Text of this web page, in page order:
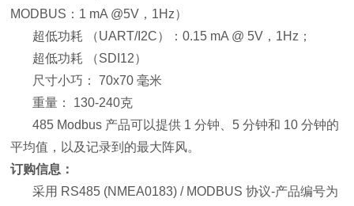
MODBUS：1 mA @5V，1Hz）
超低功耗 （UART/I2C）：0.15 mA @ 5V，1Hz；
超低功耗 （SDI12）
尺寸小巧： 70x70 毫米
重量： 130-240克
485 Modbus 产品可以提供 1 分钟、5 分钟和 10 分钟的
平均值，以及记录到的最大阵风。
订购信息：
采用 RS485 (NMEA0183) / MODBUS 协议-产品编号为